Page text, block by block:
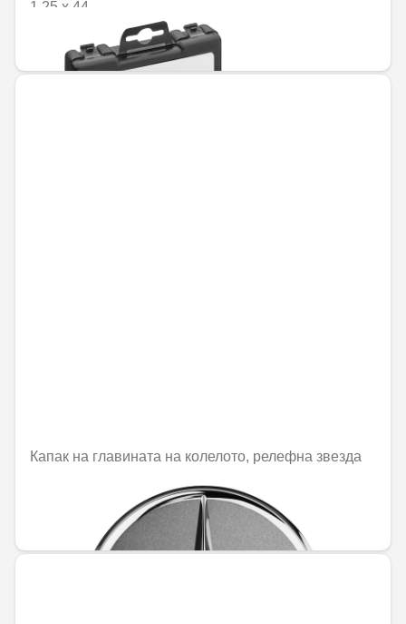
1,25 x 44
110,12 € / 215,38 лв.
Капак на главината на колелото, релефна звезда
31,51 € / 61,63 лв.